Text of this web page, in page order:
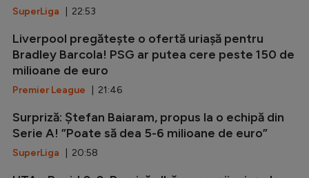
SuperLiga | 22:53
Liverpool pregătește o ofertă uriașă pentru
Bradley Barcola! PSG ar putea cere peste 150 de
milioane de euro
Premier League | 21:46
Surpriză: Ștefan Baiaram, propus la o echipă din
Serie A! ”Poate să dea 5-6 milioane de euro”
SuperLiga | 20:58